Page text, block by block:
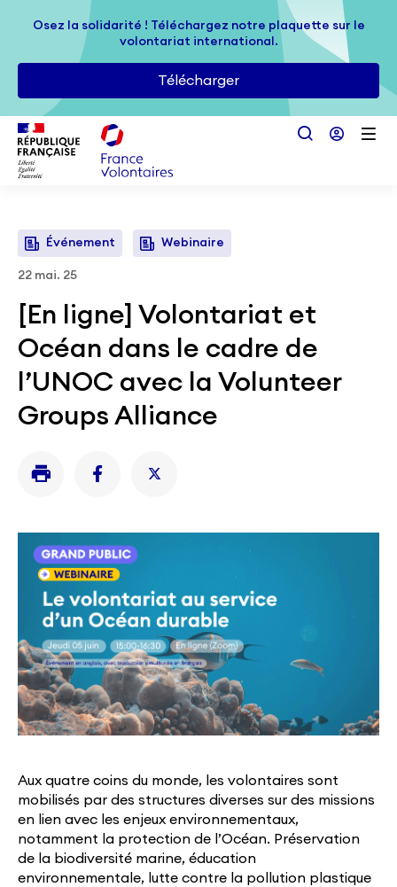
Passer au contenu principal
Osez la solidarité ! Téléchargez notre plaquette sur le
volontariat international.
Télécharger
Osez la solidarité ! Téléchargez notre plaquette sur le
volontariat international.
Télécharger
Événement Webinaire
22 mai. 25
[En ligne] Volontariat et
Océan dans le cadre de
l’UNOC avec la Volunteer
Groups Alliance
Aux quatre coins du monde, les volontaires sont
mobilisés par des structures diverses sur des missions
en lien avec les enjeux environnementaux,
notamment la protection de l’Océan. Préservation
de la biodiversité marine, éducation
environnementale, lutte contre la pollution plastique